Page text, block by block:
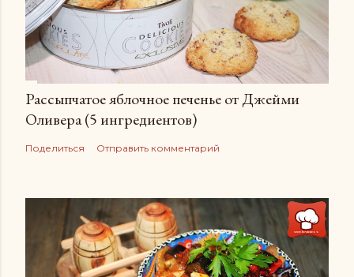
Рассыпчатое яблочное печенье от Джейми
Оливера (5 ингредиентов)
Поделиться Отправить комментарий